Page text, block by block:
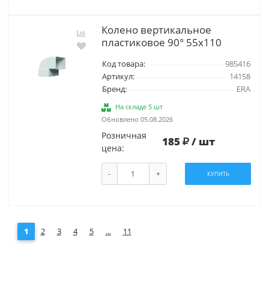
Колено вертикальное
пластиковое 90° 55х110
Код товара:
985416
Артикул:
14158
Бренд:
ERA
На складе 5 шт
Обновлено 05.08.2026
Розничная
цена:
185 / шт
- + КУПИТЬ
1 2 3 4 5 ... 11